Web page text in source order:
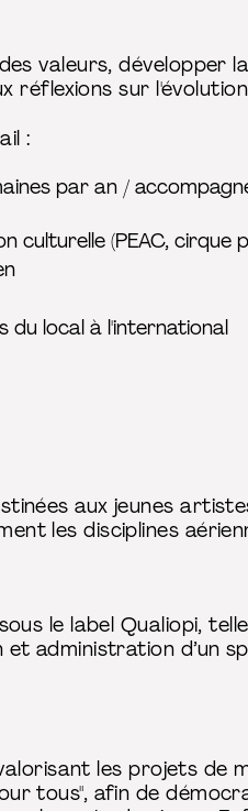
valeurs, développer
sur
:
par an /
culturelle (PEAC, cirque
du local à l'international
aux jeunes
les disciplines
le label Qualiopi,
administration d’un
les projets de
tous", afin de